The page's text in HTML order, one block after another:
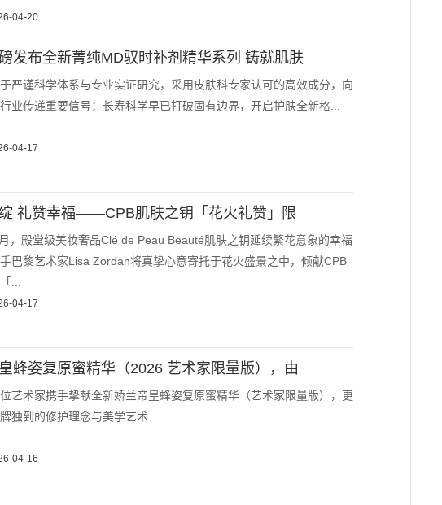
04-20
发布全新菁纯MD驭时补剂精华系列 铸就肌肤
严谨科学体系与专业实证研究，采用皮肤科专家认可的高效成分，向
业传递重要信号：长寿科学早已打破固有边界，开启护肤全新格...
04-17
礼赞幸福——CPB肌肤之钥「花火礼赞」限
，殿堂级美妆奢品Clé de Peau Beauté肌肤之钥延续繁花意象的幸福
巴黎艺术家Lisa Zordan将真挚心意寄托于花火盛景之中，倾献CPB
...
04-17
蜂姿复原蜜精华（2026 艺术家限量版），由
艺术家携手挚献全新娇兰帝皇蜂姿复原蜜精华（艺术家限量版），更
独到的修护理念与美学艺术...
04-16